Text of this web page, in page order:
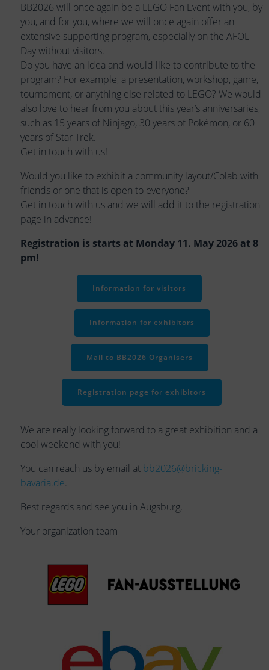
BB2026 will once again be a LEGO Fan Event with you, by
you, and for you, where we will once again offer an
extensive supporting program, especially on the AFOL
Day without visitors.
Do you have an idea and would like to contribute to the
program? For example, a presentation, workshop, game,
tournament, or anything else related to LEGO? We would
also love to hear from you about this year’s anniversaries,
such as 15 years of Ninjago, 30 years of Pokémon, or 60
years of Star Trek.
Get in touch with us!
Would you like to exhibit a community layout/Colab with
friends or one that is open to everyone?
Get in touch with us and we will add it to the registration
page in advance!
Registration is starts at Monday 11. May 2026 at 8
pm!
Information for visitors
Information for exhibitors
Mail to BB2026 Organisers
Registration page for exhibitors
We are really looking forward to a great exhibition and a
cool weekend with you!
You can reach us by email at bb2026@bricking-
bavaria.de.
Best regards and see you in Augsburg,
Your organization team